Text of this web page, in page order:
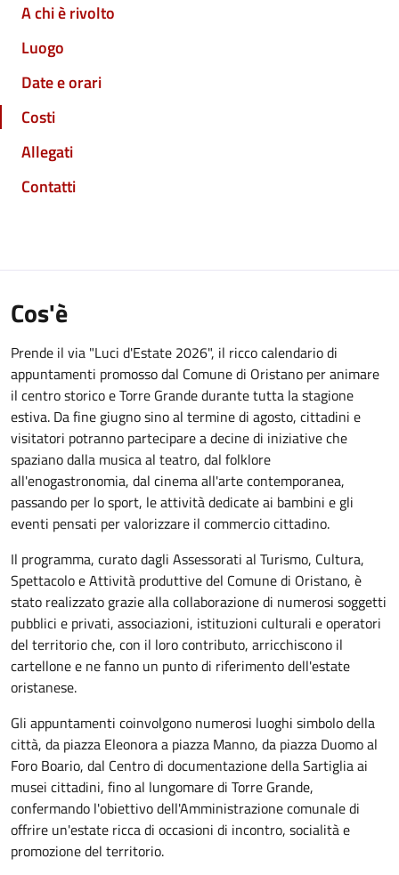
A chi è rivolto
Luogo
Date e orari
Costi
Allegati
Contatti
Cos'è
Prende il via "Luci d'Estate 2026", il ricco calendario di
appuntamenti promosso dal Comune di Oristano per animare
il centro storico e Torre Grande durante tutta la stagione
estiva. Da fine giugno sino al termine di agosto, cittadini e
visitatori potranno partecipare a decine di iniziative che
spaziano dalla musica al teatro, dal folklore
all'enogastronomia, dal cinema all'arte contemporanea,
passando per lo sport, le attività dedicate ai bambini e gli
eventi pensati per valorizzare il commercio cittadino.
Il programma, curato dagli Assessorati al Turismo, Cultura,
Spettacolo e Attività produttive del Comune di Oristano, è
stato realizzato grazie alla collaborazione di numerosi soggetti
pubblici e privati, associazioni, istituzioni culturali e operatori
del territorio che, con il loro contributo, arricchiscono il
cartellone e ne fanno un punto di riferimento dell'estate
oristanese.
Gli appuntamenti coinvolgono numerosi luoghi simbolo della
città, da piazza Eleonora a piazza Manno, da piazza Duomo al
Foro Boario, dal Centro di documentazione della Sartiglia ai
musei cittadini, fino al lungomare di Torre Grande,
confermando l'obiettivo dell'Amministrazione comunale di
offrire un'estate ricca di occasioni di incontro, socialità e
promozione del territorio.